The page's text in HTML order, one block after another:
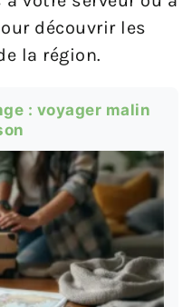
découvrir les
la région.
: voyager malin